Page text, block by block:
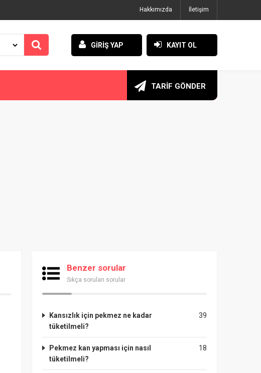
Hakkımızda İletişim
GİRİŞ YAP KAYIT OL
TARİF GÖNDER
Benzer sorular
Sıkça sorulan sorular
39
Kansızlık için pekmez ne kadar
tüketilmeli?
18
Pekmez kan yapması için nasıl
tüketilmeli?